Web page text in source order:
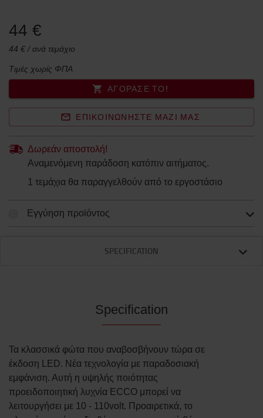
44 €
44 € / ανά τεμάχιο
Τιμές χωρίς ΦΠΑ
ΑΓΌΡΑΣΈ ΤΟ!
ΕΠΙΚΟΙΝΩΝΉΣΤΕ ΜΑΖΊ ΜΑΣ
Δωρεάν αποστολή!
Αναμενόμενη παράδοση κατόπιν αιτήματος.
1 τεμάχια θα παραγγελθούν από το εργοστάσιο
Εγγύηση προϊόντος
SPECIFICATION
Specification
Τα κλασσικά φώτα που αναβοσβήνουν τώρα σε
έκδοση LED. Νέα τεχνολογία με παραδοσιακή
εμφάνιση. Αυτή η υψηλής ποιότητας
προειδοποιητική λυχνία ECCO μπορεί να
λειτουργήσει με 10 - 110volt. Προαιρετικά, το